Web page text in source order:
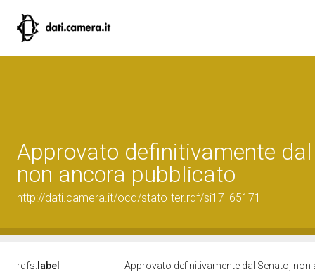
Approvato definitivamente dal
non ancora pubblicato
http://dati.camera.it/ocd/statoIter.rdf/si17_65171
rdfs: label Approvato definitivamente dal Senato,